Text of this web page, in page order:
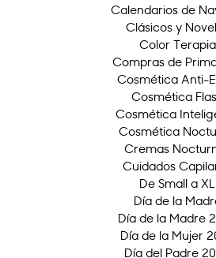
Calendarios de
Clásicos y
Color Terapia
Compras de
Cosmética Anti-
Cosmética
Cosmética
Cosmética
Cremas
Cuidados
De Small a XL
Día de la
Día de la Madre
Día de la Mujer
Día del Padre